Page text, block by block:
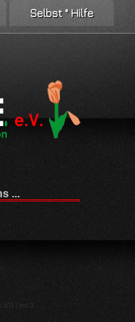
Selbst ° Hilfe
...
| bst:3